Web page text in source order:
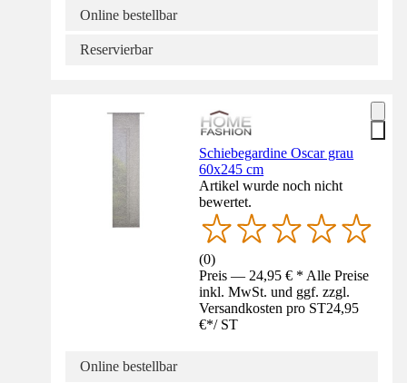
Online bestellbar
Reservierbar
Schiebegardine Oscar grau
60x245 cm
Artikel wurde noch nicht
bewertet.
(0)
Preis — 24,95 € * Alle Preise
inkl. MwSt. und ggf. zzgl.
Versandkosten pro ST24,95
€*/ ST
Online bestellbar